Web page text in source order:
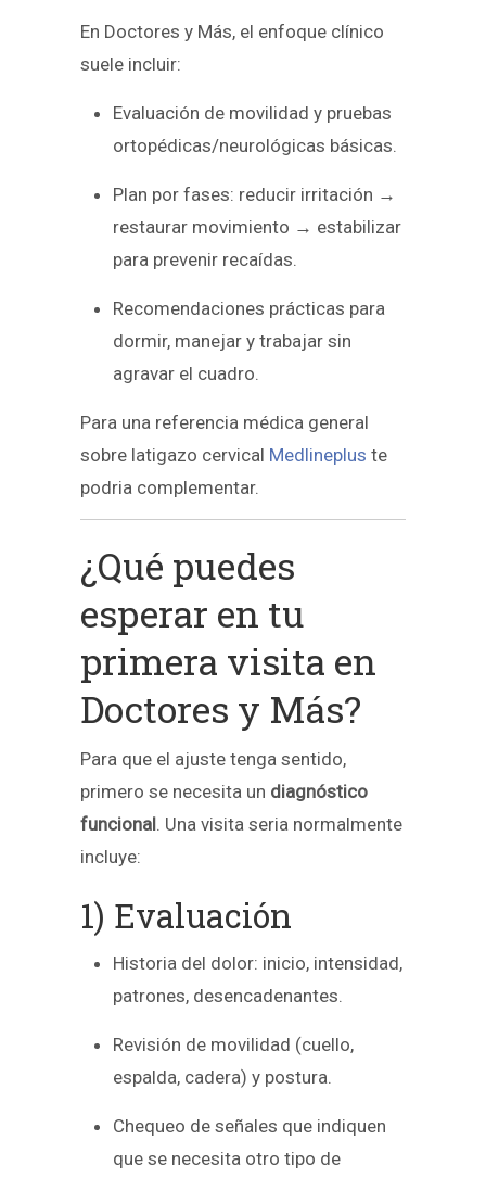
En Doctores y Más, el enfoque clínico
suele incluir:
Evaluación de movilidad y pruebas
ortopédicas/neurológicas básicas.
Plan por fases: reducir irritación →
restaurar movimiento → estabilizar
para prevenir recaídas.
Recomendaciones prácticas para
dormir, manejar y trabajar sin
agravar el cuadro.
Para una referencia médica general
sobre latigazo cervical Medlineplus te
podria complementar.
¿Qué puedes
esperar en tu
primera visita en
Doctores y Más?
Para que el ajuste tenga sentido,
primero se necesita un diagnóstico
funcional. Una visita seria normalmente
incluye:
1) Evaluación
Historia del dolor: inicio, intensidad,
patrones, desencadenantes.
Revisión de movilidad (cuello,
espalda, cadera) y postura.
Chequeo de señales que indiquen
que se necesita otro tipo de